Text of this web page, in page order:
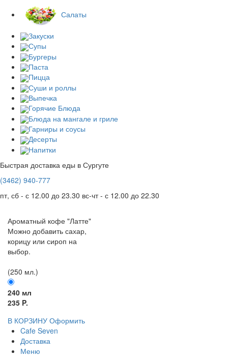
Салаты
Закуски
Супы
Бургеры
Паста
Пицца
Суши и роллы
Выпечка
Горячие Блюда
Блюда на мангале и гриле
Гарниры и соусы
Десерты
Напитки
Быстрая доставка еды в Сургуте
(3462) 940-777
пт, сб - с 12.00 до 23.30 вс-чт - с 12.00 до 22.30
Ароматный кофе "Латте"
Можно добавить сахар,
корицу или сироп на
выбор.
(250 мл.)
240 мл
235 P.
В КОРЗИНУ Оформить
Cafe Seven
Доставка
Меню